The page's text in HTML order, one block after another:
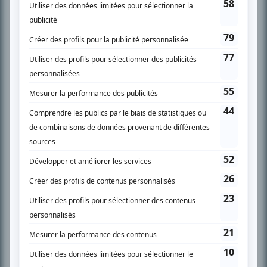
SUR LE RÉSEAU BIZZ MÉDIA
Accueil
Liste des oeuvres
Liste des comédiens
Recherche avancée
À propos
Nous contacter
Termes et conditions
Politique de confidentialité